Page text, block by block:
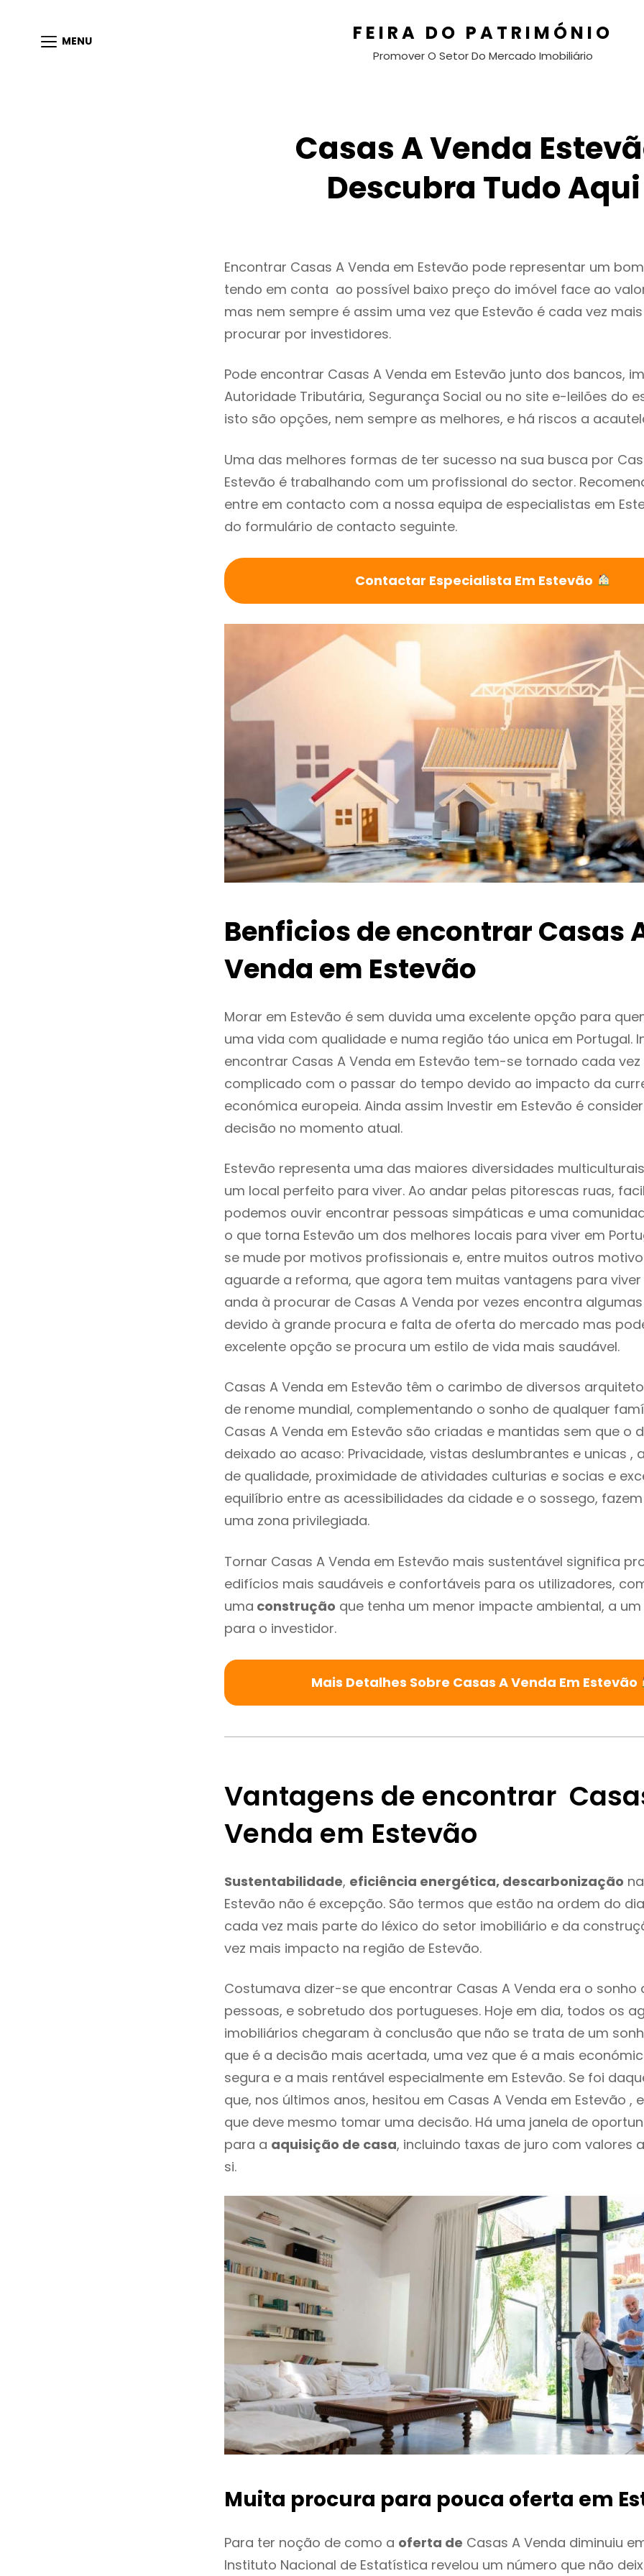
MENU FEIRA DO PATRIMÓNIO
Promover O Setor Do Mercado Imobiliário
Casas A Venda
Descubra Tudo Aqui
Encontrar Casas A Venda em Estevão pode representar um
tendo em conta ao possível baixo preço do imóvel face ao
mas nem sempre é assim uma vez que Estevão é cada vez
procurar por investidores.
Pode encontrar Casas A Venda em Estevão junto dos bancos,
Autoridade Tributária, Segurança Social ou no site e-leilões do
isto são opções, nem sempre as melhores, e há riscos a
Uma das melhores formas de ter sucesso na sua busca por
Estevão é trabalhando com um profissional do sector.
entre em contacto com a nossa equipa de especialistas em
do formulário de contacto seguinte.
Contactar Especialista Em Estevão
Benficios de encontrar Casas
Venda em Estevão
Morar em Estevão é sem duvida uma excelente opção para
uma vida com qualidade e numa região táo unica em Portugal.
encontrar Casas A Venda em Estevão tem-se tornado cada
complicado com o passar do tempo devido ao impacto da
económica europeia. Ainda assim Investir em Estevão é
decisão no momento atual.
Estevão representa uma das maiores diversidades
um local perfeito para viver. Ao andar pelas pitorescas ruas,
podemos ouvir encontrar pessoas simpáticas e uma
o que torna Estevão um dos melhores locais para viver em
se mude por motivos profissionais e, entre muitos outros
aguarde a reforma, que agora tem muitas vantagens para viver
anda à procurar de Casas A Venda por vezes encontra
devido à grande procura e falta de oferta do mercado mas
excelente opção se procura um estilo de vida mais saudável.
Casas A Venda em Estevão têm o carimbo de diversos
de renome mundial, complementando o sonho de qualquer
Casas A Venda em Estevão são criadas e mantidas sem que o
deixado ao acaso: Privacidade, vistas deslumbrantes e unicas ,
de qualidade, proximidade de atividades culturias e socias e
equilíbrio entre as acessibilidades da cidade e o sossego,
uma zona privilegiada.
Tornar Casas A Venda em Estevão mais sustentável significa
edifícios mais saudáveis e confortáveis para os utilizadores,
uma construção que tenha um menor impacte ambiental, a
para o investidor.
Mais Detalhes Sobre Casas A Venda Em Estevão
Vantagens de encontrar
Venda em Estevão
Sustentabilidade, eficiência energética, descarbonização
Estevão não é excepção. São termos que estão na ordem do
cada vez mais parte do léxico do setor imobiliário e da
vez mais impacto na região de Estevão.
Costumava dizer-se que encontrar Casas A Venda era o sonho
pessoas, e sobretudo dos portugueses. Hoje em dia, todos os
imobiliários chegaram à conclusão que não se trata de um
que é a decisão mais acertada, uma vez que é a mais
segura e a mais rentável especialmente em Estevão. Se foi
que, nos últimos anos, hesitou em Casas A Venda em Estevão ,
que deve mesmo tomar uma decisão. Há uma janela de
para a aquisição de casa, incluindo taxas de juro com valores
si.
Muita procura para pouca oferta em
Para ter noção de como a oferta de Casas A Venda diminuiu
Instituto Nacional de Estatística revelou um número que não